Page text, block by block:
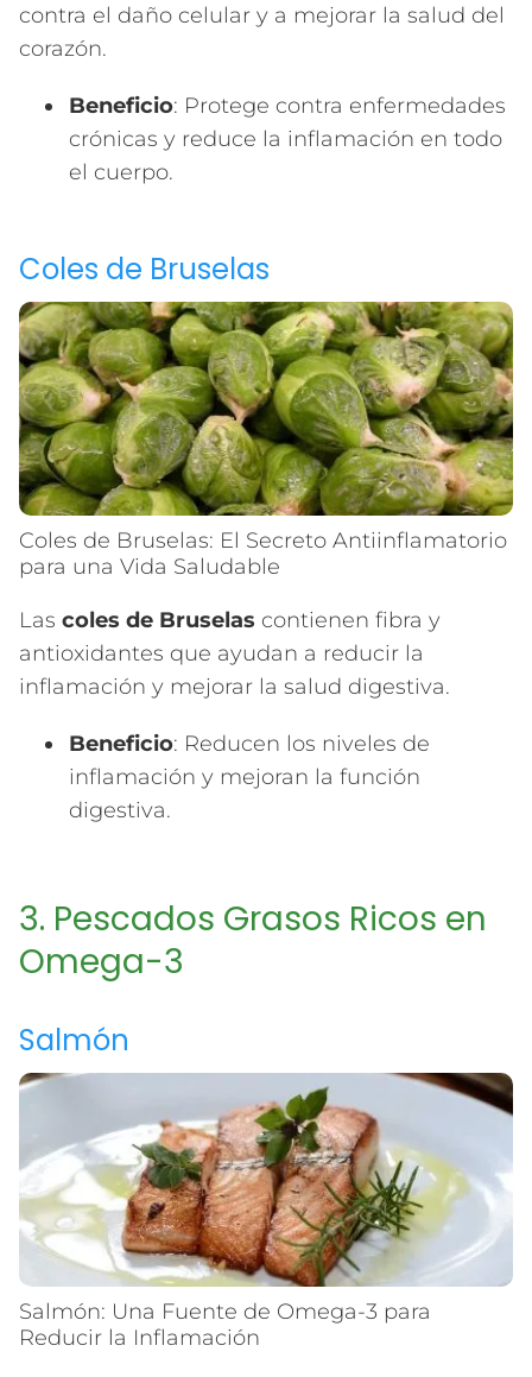
contra el daño celular y a mejorar la salud del
corazón.
Beneficio: Protege contra enfermedades
crónicas y reduce la inflamación en todo
el cuerpo.
Coles de Bruselas
Coles de Bruselas: El Secreto Antiinflamatorio
para una Vida Saludable
Las coles de Bruselas contienen fibra y
antioxidantes que ayudan a reducir la
inflamación y mejorar la salud digestiva.
Beneficio: Reducen los niveles de
inflamación y mejoran la función
digestiva.
3. Pescados Grasos Ricos en
Omega-3
Salmón
Salmón: Una Fuente de Omega-3 para
Reducir la Inflamación